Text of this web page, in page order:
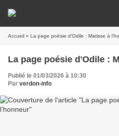
Accueil » La page poésie d'Odile : Matisse à
Publié le 01/03/2026 à 10:30
Par verdon-info